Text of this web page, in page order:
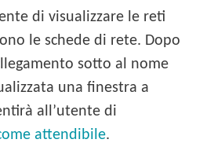
di visualizzare le reti
le schede di rete. Dopo
sotto al nome
una finestra a
all’utente di
attendibile.